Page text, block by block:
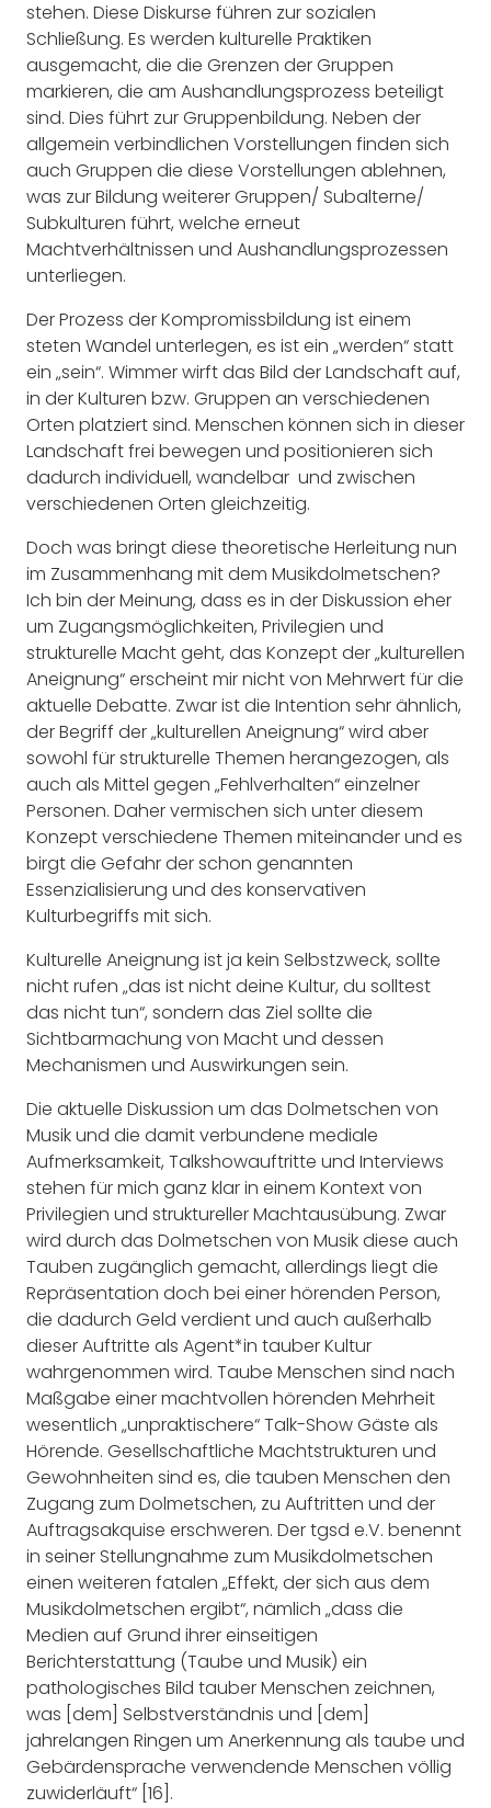
stehen. Diese Diskurse führen zur sozialen
Schließung. Es werden kulturelle Praktiken
ausgemacht, die die Grenzen der Gruppen
markieren, die am Aushandlungsprozess beteiligt
sind. Dies führt zur Gruppenbildung. Neben der
allgemein verbindlichen Vorstellungen finden sich
auch Gruppen die diese Vorstellungen ablehnen,
was zur Bildung weiterer Gruppen/ Subalterne/
Subkulturen führt, welche erneut
Machtverhältnissen und Aushandlungsprozessen
unterliegen.
Der Prozess der Kompromissbildung ist einem
steten Wandel unterlegen, es ist ein „werden“ statt
ein „sein“. Wimmer wirft das Bild der Landschaft auf,
in der Kulturen bzw. Gruppen an verschiedenen
Orten platziert sind. Menschen können sich in dieser
Landschaft frei bewegen und positionieren sich
dadurch individuell, wandelbar und zwischen
verschiedenen Orten gleichzeitig.
Doch was bringt diese theoretische Herleitung nun
im Zusammenhang mit dem Musikdolmetschen?
Ich bin der Meinung, dass es in der Diskussion eher
um Zugangsmöglichkeiten, Privilegien und
strukturelle Macht geht, das Konzept der „kulturellen
Aneignung“ erscheint mir nicht von Mehrwert für die
aktuelle Debatte. Zwar ist die Intention sehr ähnlich,
der Begriff der „kulturellen Aneignung“ wird aber
sowohl für strukturelle Themen herangezogen, als
auch als Mittel gegen „Fehlverhalten“ einzelner
Personen. Daher vermischen sich unter diesem
Konzept verschiedene Themen miteinander und es
birgt die Gefahr der schon genannten
Essenzialisierung und des konservativen
Kulturbegriffs mit sich.
Kulturelle Aneignung ist ja kein Selbstzweck, sollte
nicht rufen „das ist nicht deine Kultur, du solltest
das nicht tun“, sondern das Ziel sollte die
Sichtbarmachung von Macht und dessen
Mechanismen und Auswirkungen sein.
Die aktuelle Diskussion um das Dolmetschen von
Musik und die damit verbundene mediale
Aufmerksamkeit, Talkshowauftritte und Interviews
stehen für mich ganz klar in einem Kontext von
Privilegien und struktureller Machtausübung. Zwar
wird durch das Dolmetschen von Musik diese auch
Tauben zugänglich gemacht, allerdings liegt die
Repräsentation doch bei einer hörenden Person,
die dadurch Geld verdient und auch außerhalb
dieser Auftritte als Agent*in tauber Kultur
wahrgenommen wird. Taube Menschen sind nach
Maßgabe einer machtvollen hörenden Mehrheit
wesentlich „unpraktischere“ Talk-Show Gäste als
Hörende. Gesellschaftliche Machtstrukturen und
Gewohnheiten sind es, die tauben Menschen den
Zugang zum Dolmetschen, zu Auftritten und der
Auftragsakquise erschweren. Der tgsd e.V. benennt
in seiner Stellungnahme zum Musikdolmetschen
einen weiteren fatalen „Effekt, der sich aus dem
Musikdolmetschen ergibt“, nämlich „dass die
Medien auf Grund ihrer einseitigen
Berichterstattung (Taube und Musik) ein
pathologisches Bild tauber Menschen zeichnen,
was [dem] Selbstverständnis und [dem]
jahrelangen Ringen um Anerkennung als taube und
Gebärdensprache verwendende Menschen völlig
zuwiderläuft“ [16].